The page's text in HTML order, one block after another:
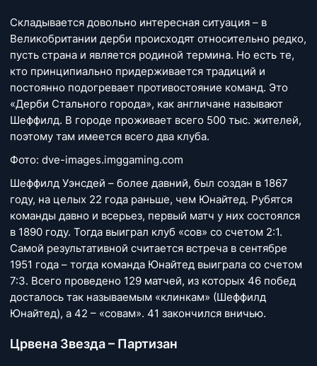
Складывается довольно интересная ситуация – в
Великобритании дерби происходят относительно редко,
пусть страна и является родиной термина. Но есть те,
кто принципиально придерживается традиций и
постоянно подогревает противостояние команд. Это
«Дерби Стального города», как англичане называют
Шеффилд. В городе проживает всего 500 тыс. жителей,
поэтому там имеется всего два клуба.
Фото: dve-images.imggaming.com
Шеффилд Уэнсдей – более давний, был создан в 1867
году, на целых 22 года раньше, чем Юнайтед. Рубятся
команды давно и всерьез, первый матч у них состоялся
в 1890 году. Тогда выиграл клуб «сов» со счетом 2:1.
Самой результативной считается встреча в сентябре
1951 года – тогда команда Юнайтед выиграла со счетом
7:3. Всего проведено 129 матчей, из которых 46 побед
досталось так называемым «клинкам» (Шеффилд
Юнайтед), а 42 – «совам». 41 закончился вничью.
Црвена Звезда – Партизан